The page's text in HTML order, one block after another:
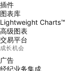
插件
图表库
Lightweight Charts™
高级图表
交易平台
成长机会
广告
经纪业务集成